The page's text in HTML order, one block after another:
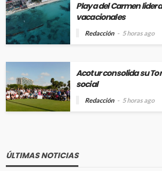
Playa del Carmen
vacacionales
Redacción 5 horas ago
Acotur consolida su
social
Redacción 5 horas ago
ÚLTIMAS NOTICIAS